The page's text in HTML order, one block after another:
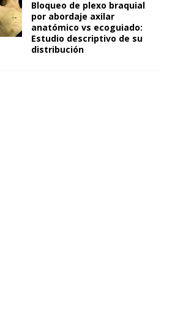
Bloqueo de plexo braquial
por abordaje axilar
anatómico vs ecoguiado:
Estudio descriptivo de su
distribución